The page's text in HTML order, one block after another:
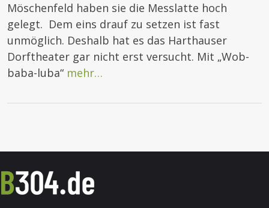
Möschenfeld haben sie die Messlatte hoch
gelegt. Dem eins drauf zu setzen ist fast
unmöglich. Deshalb hat es das Harthauser
Dorftheater gar nicht erst versucht. Mit „Wob-
baba-luba“ mehr…